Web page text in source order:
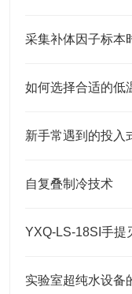
采集补体因子标本
新手常遇到的投入
自复叠制冷技术
YXQ-LS-18SI手提
实验室超纯水设备